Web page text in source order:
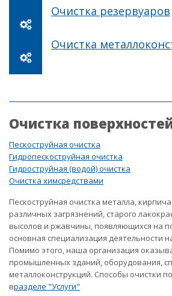
Очистка резервуаров
Очистка
Очистка
Пескоструйная очистка
Гидропескоструйная очистка
Гидроструйная (водой) очистка
Очистка химсредствами
Пескоструйная очистка металла,
различных загрязнений, старого
высолов и ржавчины, появляющихся на
основная специализация деятельности
Помимо этого, наша организация
промышленных зданий, оборудования,
металлоконструкций. Способы очистки
вразделе "Услуги"